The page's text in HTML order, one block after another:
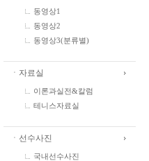
동영상1
동영상2
동영상3(분류별)
ㆍ자료실
이론과실전&칼럼
테니스자료실
ㆍ선수사진
국내선수사진